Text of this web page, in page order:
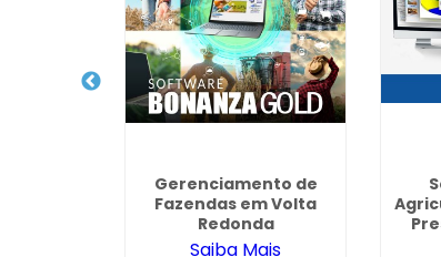
Gerenciamento de
Fazendas em Volta
Redonda
Saiba Mais